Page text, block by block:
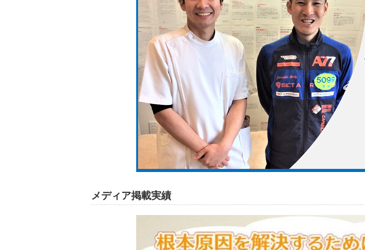
メディア掲載実績